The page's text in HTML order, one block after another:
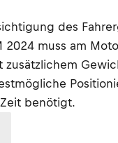
des
2024 muss am
zusätzlichem
benötigt.